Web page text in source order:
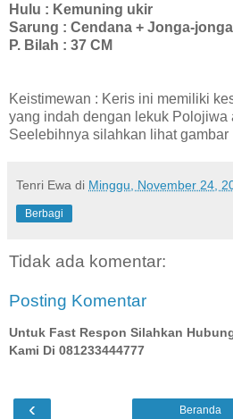
Hulu : Kemuning ukir
Sarung : Cendana + Jonga-
P. Bilah : 37 CM
Keistimewan : Keris ini memiliki
yang indah dengan lekuk Polojiwa
Seelebihnya silahkan lihat gambar
Tenri Ewa di Minggu, November 24,
Berbagi
Tidak ada komentar:
Posting Komentar
Untuk Fast Respon Silahkan
Kami Di 081233444777
‹ Beranda